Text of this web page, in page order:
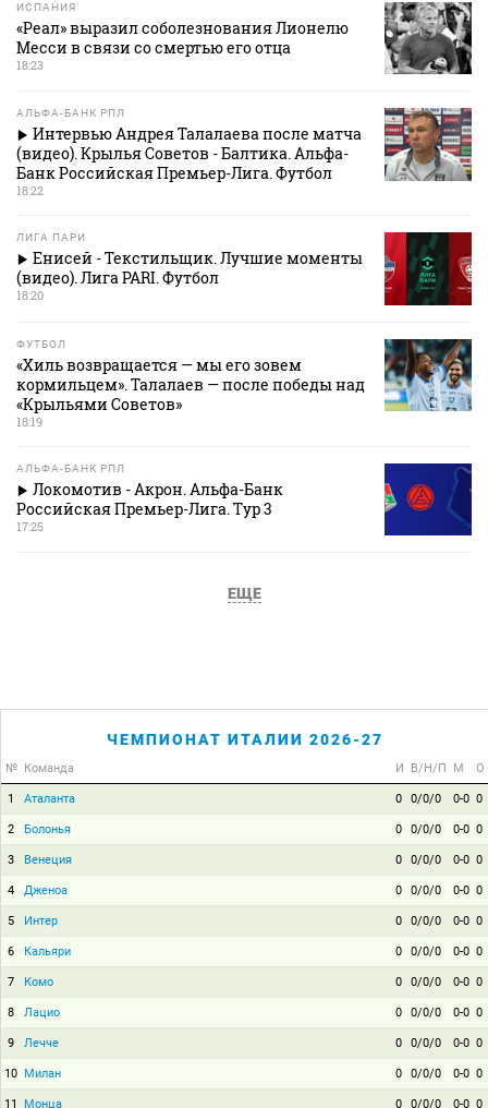
ИСПАНИЯ
«Реал» выразил соболезнования Лионелю
Месси в связи со смертью его отца
18:23
АЛЬФА-БАНК РПЛ
Интервью Андрея Талалаева после матча
(видео). Крылья Советов - Балтика. Альфа-
Банк Российская Премьер-Лига. Футбол
18:22
ЛИГА ПАРИ
Енисей - Текстильщик. Лучшие моменты
(видео). Лига PARI. Футбол
18:20
ФУТБОЛ
«Хиль возвращается — мы его зовем
кормильцем». Талалаев — после победы над
«Крыльями Советов»
18:19
АЛЬФА-БАНК РПЛ
Локомотив - Акрон. Альфа-Банк
Российская Премьер-Лига. Тур 3
17:25
ЕЩЕ
ЧЕМПИОНАТ ИТАЛИИ 2026-27
№ Команда И В/Н/П М О
1 Аталанта 0 0/0/0 0-0 0
2 Болонья 0 0/0/0 0-0 0
3 Венеция 0 0/0/0 0-0 0
4 Дженоа 0 0/0/0 0-0 0
5 Интер 0 0/0/0 0-0 0
6 Кальяри 0 0/0/0 0-0 0
7 Комо 0 0/0/0 0-0 0
8 Лацио 0 0/0/0 0-0 0
9 Лечче 0 0/0/0 0-0 0
10 Милан 0 0/0/0 0-0 0
11 Монца 0 0/0/0 0-0 0